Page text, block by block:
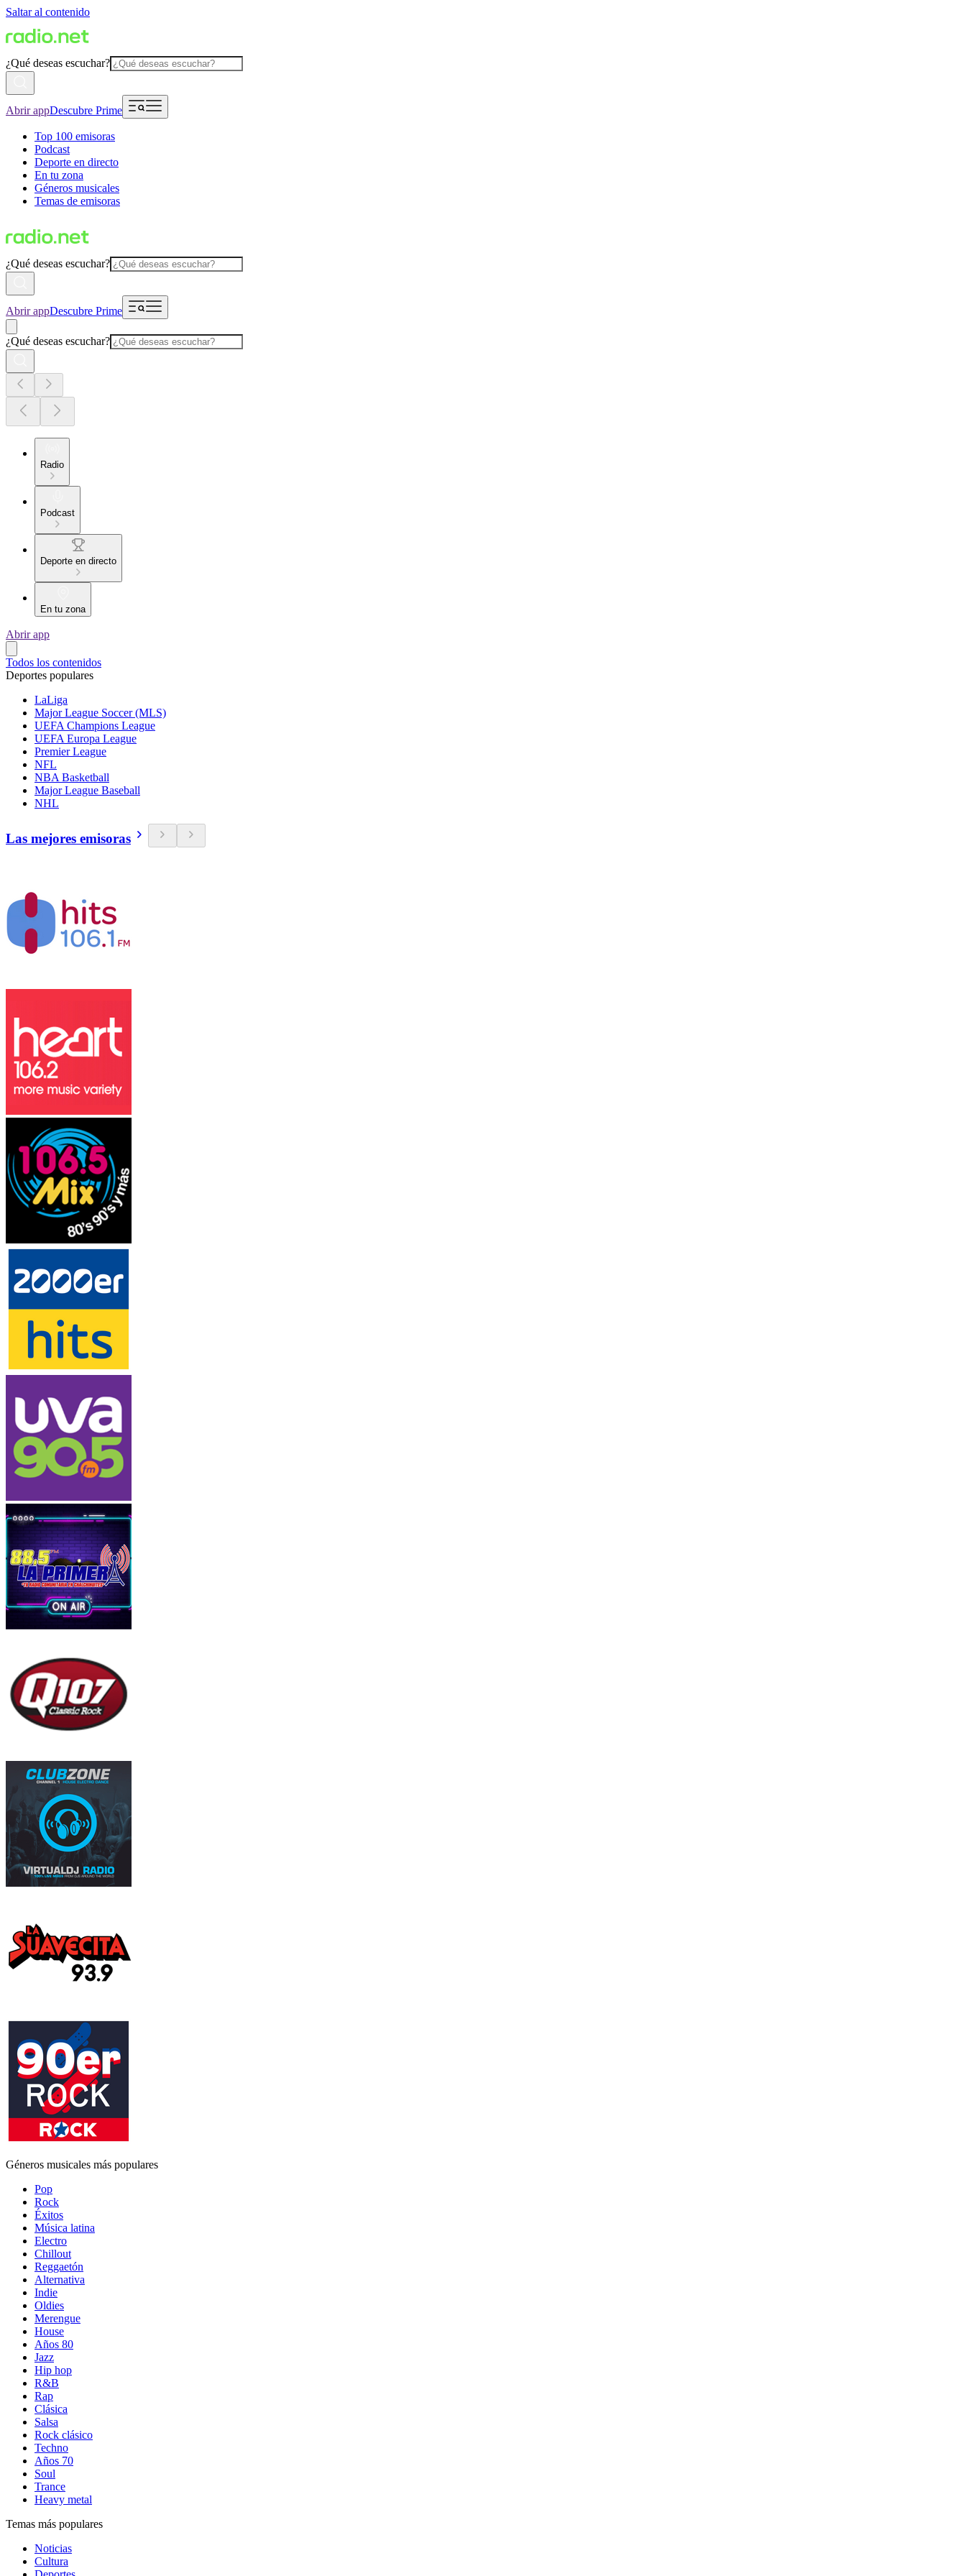
Saltar al contenido
¿Qué deseas escuchar?
Abrir appDescubre Prime
Top 100 emisoras
Podcast
Deporte en directo
En tu zona
Géneros musicales
Temas de emisoras
¿Qué deseas escuchar?
Abrir appDescubre Prime
¿Qué deseas escuchar?
Radio
Podcast
Deporte en directo
En tu zona
Abrir app
Todos los contenidos
Deportes populares
LaLiga
Major League Soccer (MLS)
UEFA Champions League
UEFA Europa League
Premier League
NFL
NBA Basketball
Major League Baseball
NHL
Las mejores emisoras
Géneros musicales más populares
Pop
Rock
Éxitos
Música latina
Electro
Chillout
Reggaetón
Alternativa
Indie
Oldies
Merengue
House
Años 80
Jazz
Hip hop
R&B
Rap
Clásica
Salsa
Rock clásico
Techno
Años 70
Soul
Trance
Heavy metal
Temas más populares
Noticias
Cultura